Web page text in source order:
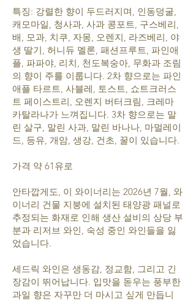
특징: 강렬한 향이 두드러지며, 인동덩굴,
캐모마일, 청사과, 사과 콩포트, 구스베리,
배, 모과, 치쿠, 자몽, 오렌지, 라즈베리, 야
생 딸기, 허니듀 멜론, 패션프루트, 파인애
플, 파파야, 리치, 천도복숭아, 무화과 조림
의 향이 주를 이룹니다. 2차 향으로는 파인
애플 타르트, 사블레, 토스트, 쇼트크러스
트 페이스트리, 오렌지 버터크림, 크레마
카탈라나가 느껴집니다. 3차 향으로는 말
린 살구, 말린 사과, 말린 바나나, 마멀레이
드, 등유, 개암, 생강, 건초, 꿀이 있습니다.
가격 약 61유로
안타깝게도, 이 와이너리는 2026년 7월, 와
이너리 건물 지붕에 설치된 태양광 패널로
추정되는 화재로 인해 생산 설비의 상당 부
분과 리저브 와인, 숙성 중인 와인들을 잃
었습니다.
세드릭 와인은 생동감, 정교함, 그리고 긴
장감이 뛰어납니다. 입맛을 돋우는 풍부한
과일 향은 자꾸만 더 마시고 싶게 만듭니